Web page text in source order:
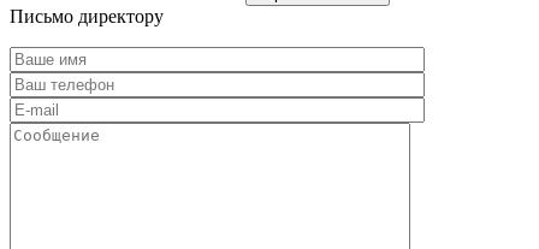
Письмо директору